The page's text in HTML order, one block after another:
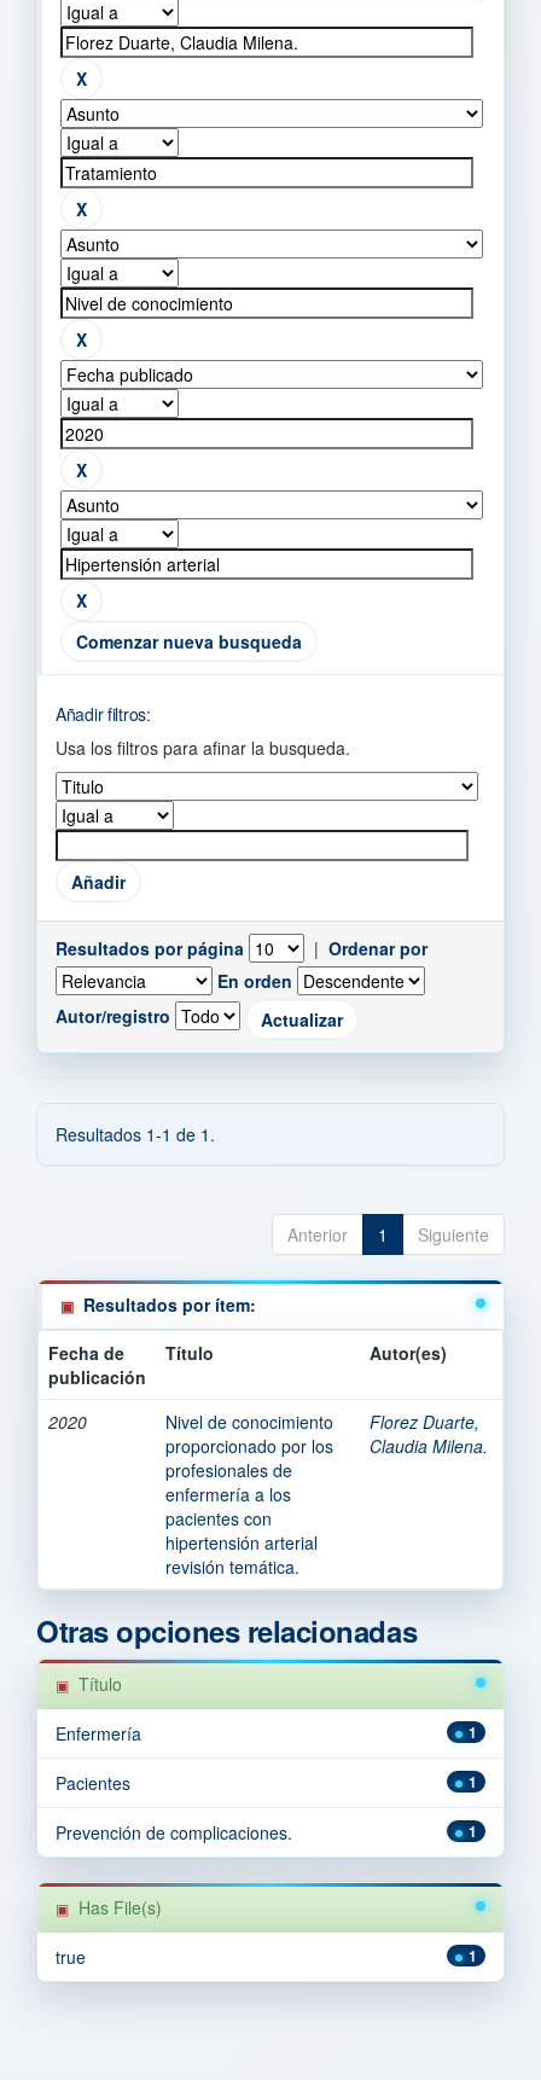
Comenzar nueva busqueda
Añadir filtros:
Usa los filtros para afinar la busqueda.
Resultados por página | Ordenar por
En orden
Autor/registro
Resultados 1-1 de 1.
Anterior 1 Siguiente
Resultados por ítem:
Fecha de
publicación
Título Autor(es)
2020
Nivel de conocimiento
proporcionado por los
profesionales de
enfermería a los
pacientes con
hipertensión arterial
revisión temática.
Florez Duarte,
Claudia Milena.
Otras opciones relacionadas
Título
1
Enfermería
1
Pacientes
1
Prevención de complicaciones.
Has File(s)
1
true